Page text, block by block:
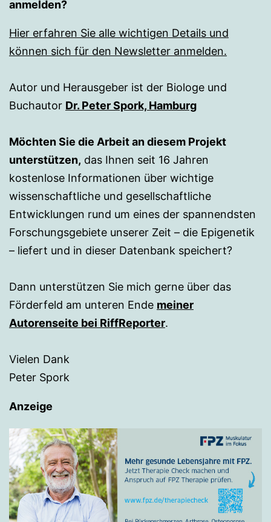
anmelden?
Hier erfahren Sie alle wichtigen Details und
können sich für den Newsletter anmelden.
Autor und Herausgeber ist der Biologe und
Buchautor Dr. Peter Spork, Hamburg
Möchten Sie die Arbeit an diesem Projekt
unterstützen, das Ihnen seit 16 Jahren
kostenlose Informationen über wichtige
wissenschaftliche und gesellschaftliche
Entwicklungen rund um eines der spannendsten
Forschungsgebiete unserer Zeit – die Epigenetik
– liefert und in dieser Datenbank speichert?
Dann unterstützen Sie mich gerne über das
Förderfeld am unteren Ende meiner
Autorenseite bei RiffReporter.
Vielen Dank
Peter Spork
Anzeige